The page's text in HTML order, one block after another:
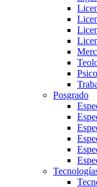
Posgrado